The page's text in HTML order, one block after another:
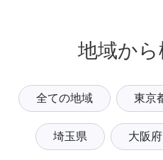
地域から
全ての地域 東京
埼玉県 大阪府